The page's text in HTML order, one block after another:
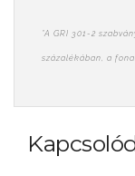
*A GRI 301-2
százalékában, a